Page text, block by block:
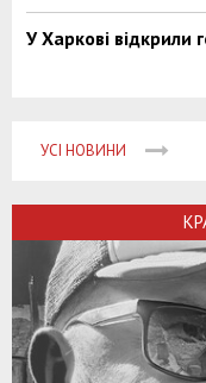
У Харкові відкрили
УСІ НОВИНИ